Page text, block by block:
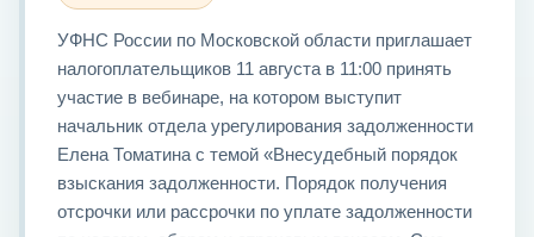
УФНС России по Московской области приглашает
налогоплательщиков 11 августа в 11:00 принять
участие в вебинаре, на котором выступит
начальник отдела урегулирования задолженности
Елена Томатина с темой «Внесудебный порядок
взыскания задолженности. Порядок получения
отсрочки или рассрочки по уплате задолженности